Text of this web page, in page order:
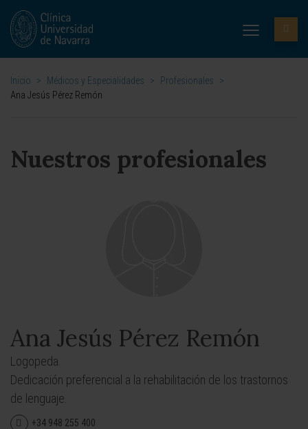
Inicio > Médicos y Especialidades > Profesionales
>
Ana Jesús Pérez Remón
Nuestros profesionales
Ana Jesús Pérez Remón
Logopeda.
Dedicación preferencial a la rehabilitación de los trastornos
de lenguaje.
+34 948 255 400